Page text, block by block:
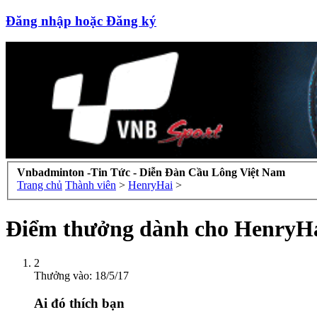
Đăng nhập hoặc Đăng ký
Vnbadminton -Tin Tức - Diễn Đàn Cầu Lông Việt Nam
Trang chủ Thành viên > HenryHai >
Điểm thưởng dành cho
2
Thưởng vào: 18/5/17
Ai đó thích bạn